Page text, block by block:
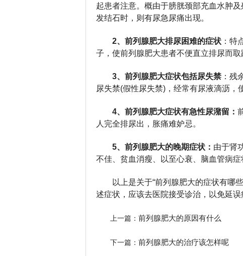
起患者注意。概由于膀胱颈部充血水肿
发结石时，则有尿急尿痛出现。
2、前列腺肥大排尿困难的症状 ：特
子，使前列腺肥大患者不便直立排尿而取
3、前列腺肥大症状包括尿失禁 ：残
尿失禁(假性尿失禁)，经常有尿液滴沥，
4、前列腺肥大症状有急性尿潴留：
人完全排尿出，胀痛难妒忌。
5、前列腺肥大的晚期症状： 由于肾
不佳、贫血消瘦、以至心衰、脑血管病症
以上是关于“前列腺肥大的症状有哪
述症状，应该去医院接受诊治，以免延误
上一篇： 前列腺肥大的原因有什么
下一篇： 前列腺肥大的治疗该怎样呢